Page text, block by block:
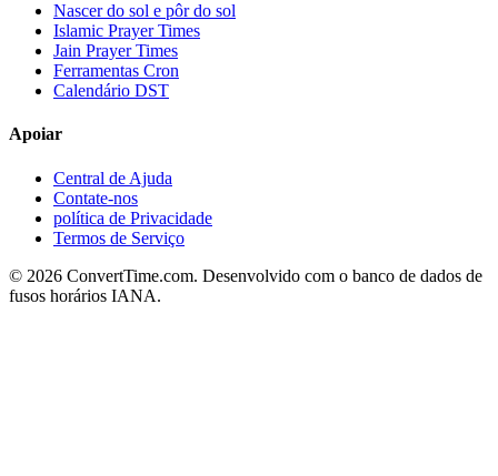
Nascer do sol e pôr do sol
Islamic Prayer Times
Jain Prayer Times
Ferramentas Cron
Calendário DST
Apoiar
Central de Ajuda
Contate-nos
política de Privacidade
Termos de Serviço
© 2026 ConvertTime.com. Desenvolvido com o banco de dados de
fusos horários IANA.